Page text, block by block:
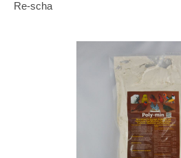
Re-scha